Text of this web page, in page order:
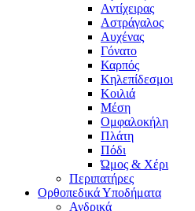
Αντίχειρας
Αστράγαλος
Αυχένας
Γόνατο
Καρπός
Κηλεπίδεσμοι
Κοιλιά
Μέση
Ομφαλοκήλη
Πλάτη
Πόδι
Ώμος & Χέρι
Περιπατήρες
Ορθοπεδικά Υποδήματα
Ανδρικά